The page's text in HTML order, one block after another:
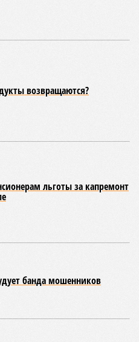
возвращаются?
льготы за капремонт
банда мошенников